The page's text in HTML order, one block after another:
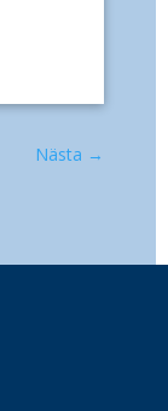
Nästa →